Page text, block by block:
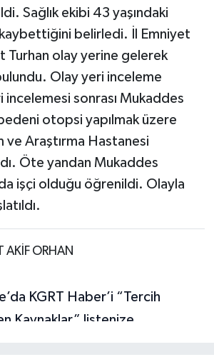
Sağlık ekibi 43 yaşındaki
kaybettiğini belirledi. İl Emniyet
Turhan olay yerine gelerek
Olay yeri inceleme
incelemesi sonrası Mukaddes
bedeni otopsi yapılmak üzere
ve Araştırma Hastanesi
Öte yandan Mukaddes
işçi olduğu öğrenildi. Olayla
AKİF ORHAN